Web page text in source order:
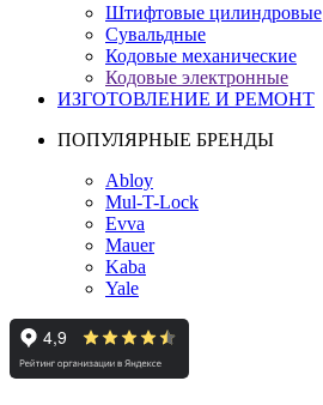
Штифтовые цилиндровые
Сувальдные
Кодовые механические
Кодовые электронные
ИЗГОТОВЛЕНИЕ И РЕМОНТ
ПОПУЛЯРНЫЕ БРЕНДЫ
Abloy
Mul-T-Lock
Evva
Mauer
Kaba
Yale